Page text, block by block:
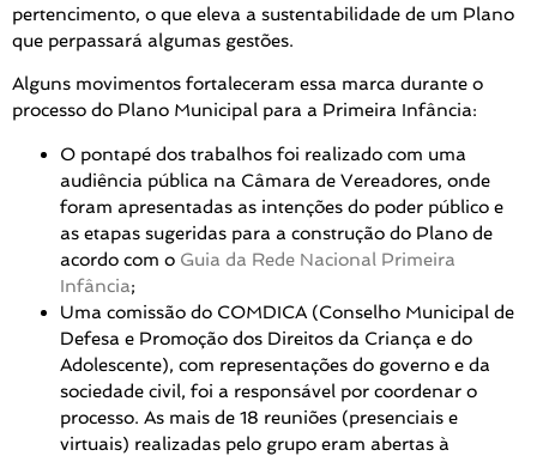
pertencimento, o que eleva a sustentabilidade de um Plano
que perpassará algumas gestões.
Alguns movimentos fortaleceram essa marca durante o
processo do Plano Municipal para a Primeira Infância:
O pontapé dos trabalhos foi realizado com uma
audiência pública na Câmara de Vereadores, onde
foram apresentadas as intenções do poder público e
as etapas sugeridas para a construção do Plano de
acordo com o Guia da Rede Nacional Primeira
Infância;
Uma comissão do COMDICA (Conselho Municipal de
Defesa e Promoção dos Direitos da Criança e do
Adolescente), com representações do governo e da
sociedade civil, foi a responsável por coordenar o
processo. As mais de 18 reuniões (presenciais e
virtuais) realizadas pelo grupo eram abertas à